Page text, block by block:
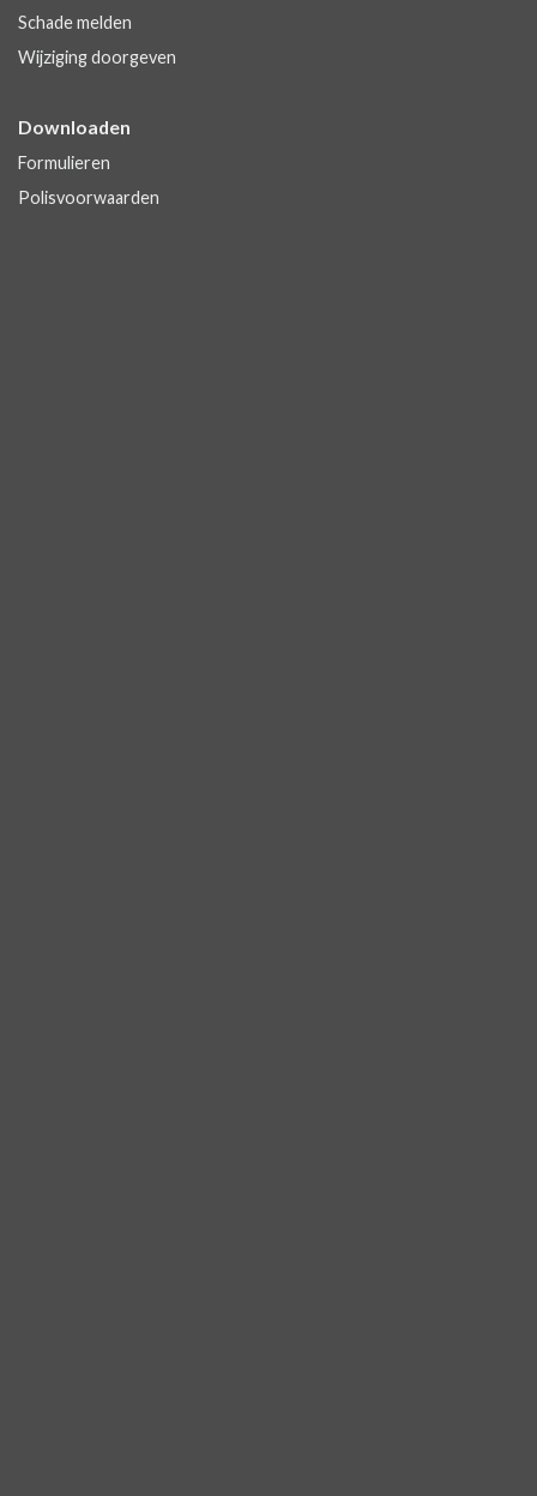
Schade melden
Wijziging doorgeven
Downloaden
Formulieren
Polisvoorwaarden